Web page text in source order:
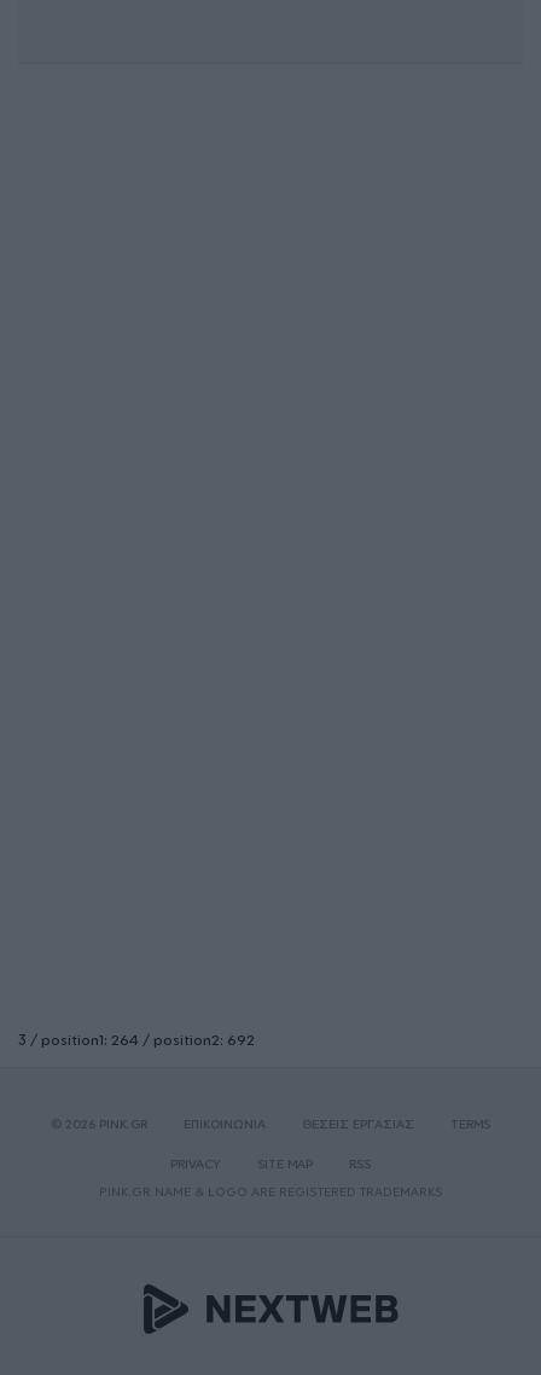
3 / position1: 264 / position2: 692
© 2026 PINK.GR ΕΠΙΚΟΙΝΩΝΙΑ ΘΕΣΕΙΣ ΕΡΓΑΣΙΑΣ TERMS
PRIVACY SITE MAP
RSS
PINK.GR NAME & LOGO ARE REGISTERED TRADEMARKS